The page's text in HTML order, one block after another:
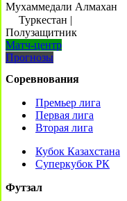
Мухаммедали Алмахан
Туркестан |
Полузащитник
Матч-центр
Прогнозы
Соревнования
Премьер лига
Первая лига
Вторая лига
Кубок Казахстана
Суперкубок РК
Футзал